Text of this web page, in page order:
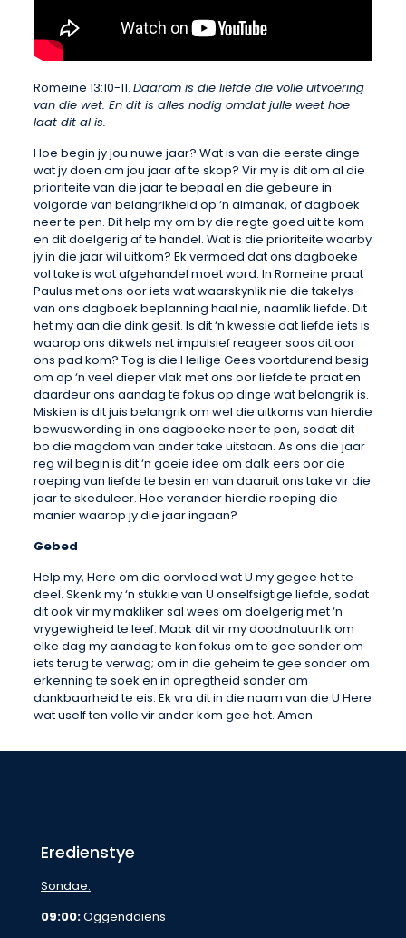
Romeine 13:10-11. Daarom is die liefde die volle uitvoering
van die wet. En dit is alles nodig omdat julle weet hoe
laat dit al is.
Hoe begin jy jou nuwe jaar? Wat is van die eerste dinge
wat jy doen om jou jaar af te skop? Vir my is dit om al die
prioriteite van die jaar te bepaal en die gebeure in
volgorde van belangrikheid op ‘n almanak, of dagboek
neer te pen. Dit help my om by die regte goed uit te kom
en dit doelgerig af te handel. Wat is die prioriteite waarby
jy in die jaar wil uitkom? Ek vermoed dat ons dagboeke
vol take is wat afgehandel moet word. In Romeine praat
Paulus met ons oor iets wat waarskynlik nie die takelys
van ons dagboek beplanning haal nie, naamlik liefde. Dit
het my aan die dink gesit. Is dit ‘n kwessie dat liefde iets is
waarop ons dikwels net impulsief reageer soos dit oor
ons pad kom? Tog is die Heilige Gees voortdurend besig
om op ‘n veel dieper vlak met ons oor liefde te praat en
daardeur ons aandag te fokus op dinge wat belangrik is.
Miskien is dit juis belangrik om wel die uitkoms van hierdie
bewuswording in ons dagboeke neer te pen, sodat dit
bo die magdom van ander take uitstaan. As ons die jaar
reg wil begin is dit ‘n goeie idee om dalk eers oor die
roeping van liefde te besin en van daaruit ons take vir die
jaar te skeduleer. Hoe verander hierdie roeping die
manier waarop jy die jaar ingaan?
Gebed
Help my, Here om die oorvloed wat U my gegee het te
deel. Skenk my ‘n stukkie van U onselfsigtige liefde, sodat
dit ook vir my makliker sal wees om doelgerig met ‘n
vrygewigheid te leef. Maak dit vir my doodnatuurlik om
elke dag my aandag te kan fokus om te gee sonder om
iets terug te verwag; om in die geheim te gee sonder om
erkenning te soek en in opregtheid sonder om
dankbaarheid te eis. Ek vra dit in die naam van die U Here
wat uself ten volle vir ander kom gee het. Amen.
Eredienstye
Sondae:
09:00:Oggenddiens